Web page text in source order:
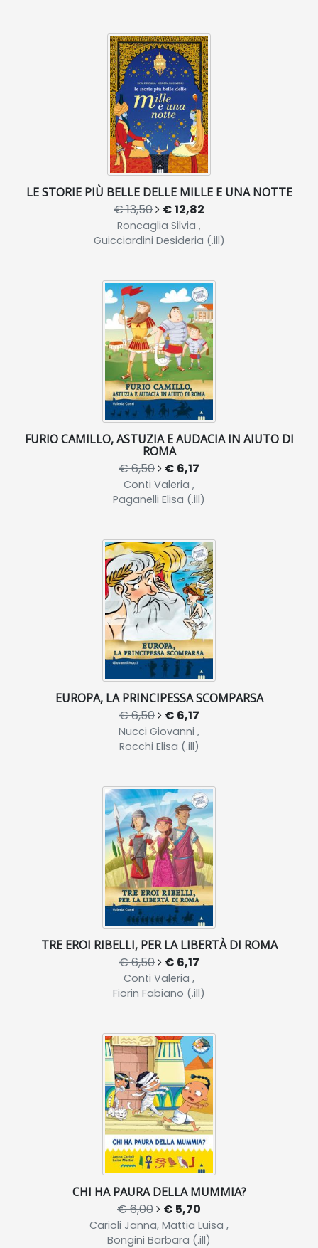
LE STORIE PIÙ BELLE DELLE MILLE E UNA NOTTE
€ 13,50 € 12,82
Roncaglia Silvia ,
Guicciardini Desideria (.ill)
FURIO CAMILLO, ASTUZIA E AUDACIA IN AIUTO DI
ROMA
€ 6,50 € 6,17
Conti Valeria ,
Paganelli Elisa (.ill)
EUROPA, LA PRINCIPESSA SCOMPARSA
€ 6,50 € 6,17
Nucci Giovanni ,
Rocchi Elisa (.ill)
TRE EROI RIBELLI, PER LA LIBERTÀ DI ROMA
€ 6,50 € 6,17
Conti Valeria ,
Fiorin Fabiano (.ill)
CHI HA PAURA DELLA MUMMIA?
€ 6,00 € 5,70
Carioli Janna, Mattia Luisa ,
Bongini Barbara (.ill)